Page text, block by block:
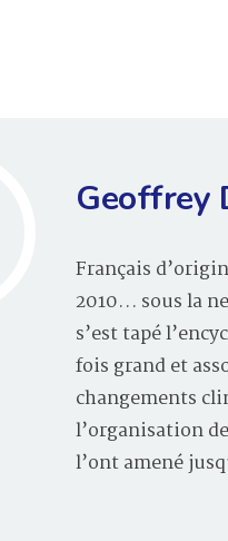
Geoffrey
Français
2010… sous la
s’est tapé
fois grand et
changements
l’organisation
l’ont amené